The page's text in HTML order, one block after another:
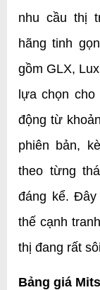
nhu cầu thị
hãng tinh
gồm GLX,
lựa chọn cho
động từ
phiên bản,
theo từng
đáng kể.
thế cạnh
thị đang rất
Bảng giá